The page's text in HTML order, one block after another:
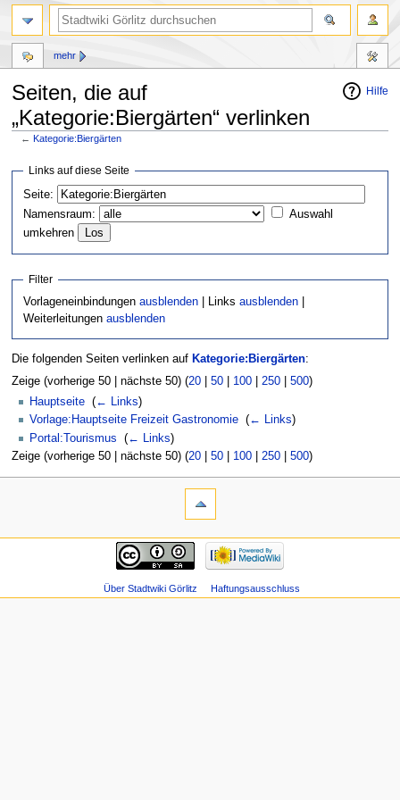
Hilfe
Seiten, die auf
„Kategorie:Biergärten“ verlinken
← Kategorie:Biergärten
springen
springen
Links auf diese Seite
Seite:
Namensraum:
Auswahl
umkehren
Filter
Vorlageneinbindungenausblenden | Linksausblenden
Weiterleitungenausblenden
Die folgenden Seiten verlinken auf Kategorie:Biergärten:
Zeige (vorherige 50 | nächste 50) (20| 50| 100| 250| 500)
Hauptseite (← Links)
Vorlage:Hauptseite Freizeit Gastronomie (← Links)
Portal:Tourismus
(← Links)
Zeige (vorherige 50 | nächste 50) (20| 50| 100| 250| 500)
mehr
Über Stadtwiki Görlitz Haftungsausschluss